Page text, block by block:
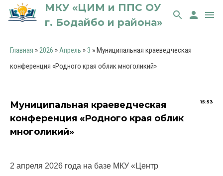
МКУ «ЦИМ и ППС ОУ
г. Бодайбо и района»
search person menu
Главная »2026 »Апрель »3 » Муниципальная краеведческая
конференция «Родного края облик многоликий»
15:53
Муниципальная краеведческая
конференция «Родного края облик
многоликий»
2 апреля 2026 года на базе МКУ «Центр